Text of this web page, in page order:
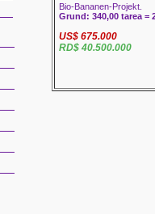
Bio-Bananen-Projekt.
Grund: 340,00 tarea =
US$ 675.000
RD$ 40.500.000